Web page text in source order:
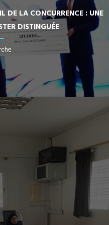
DE LA CONCURRENCE : UNE
DISTINGUÉE